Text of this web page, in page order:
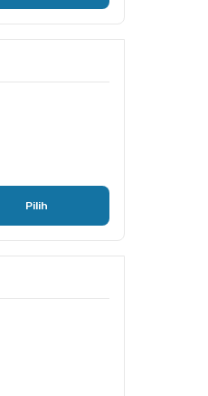
Pilih